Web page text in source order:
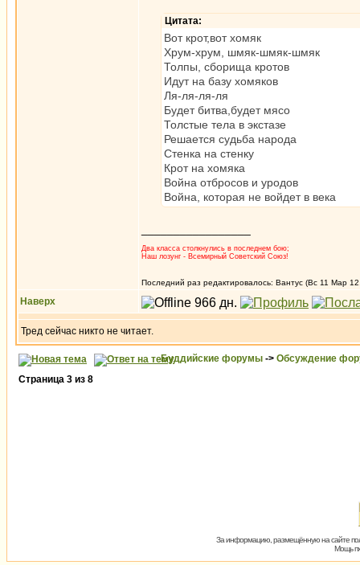
Цитата:
Вот крот,вот хомяк
Хрум-хрум, шмяк-шмяк-шмяк
Толпы, сборища кротов
Идут на базу хомяков
Ля-ля-ля-ля
Будет битва,будет мясо
Толстые тела в экстазе
Решается судьба народа
Стенка на стенку
Крот на хомяка
Война отбросов и уродов
Война, которая не войдет в века
Два класса столкнулись в последнем бою;
Наш лозунг - Всемирный Советский Союз!
Последний раз редактировалось: Вантус (Вс 11 Мар
Наверх
Тред сейчас никто не читает.
Буддийские форумы -> Обсуждение
Страница 3 из 8
За информацию, размещённую на сайте
Мощь